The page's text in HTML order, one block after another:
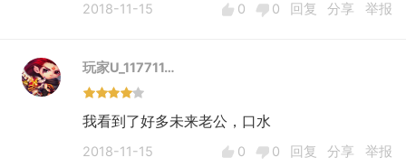
2018-11-15 0 0 回复 分享 举报
玩家U_117711…
我看到了好多未来老公，口水
2018-11-15 0 0 回复 分享 举报